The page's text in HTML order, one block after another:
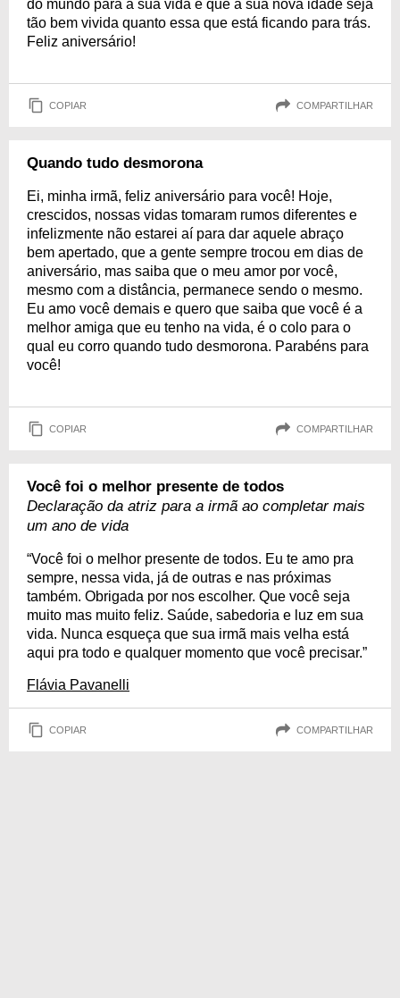
do mundo para a sua vida e que a sua nova idade seja
tão bem vivida quanto essa que está ficando para trás.
Feliz aniversário!
COPIAR COMPARTILHAR
Quando tudo desmorona
Ei, minha irmã, feliz aniversário para você! Hoje,
crescidos, nossas vidas tomaram rumos diferentes e
infelizmente não estarei aí para dar aquele abraço
bem apertado, que a gente sempre trocou em dias de
aniversário, mas saiba que o meu amor por você,
mesmo com a distância, permanece sendo o mesmo.
Eu amo você demais e quero que saiba que você é a
melhor amiga que eu tenho na vida, é o colo para o
qual eu corro quando tudo desmorona. Parabéns para
você!
COPIAR COMPARTILHAR
Você foi o melhor presente de todos
Declaração da atriz para a irmã ao completar mais
um ano de vida
“Você foi o melhor presente de todos. Eu te amo pra
sempre, nessa vida, já de outras e nas próximas
também. Obrigada por nos escolher. Que você seja
muito mas muito feliz. Saúde, sabedoria e luz em sua
vida. Nunca esqueça que sua irmã mais velha está
aqui pra todo e qualquer momento que você precisar.”
Flávia Pavanelli
COPIAR COMPARTILHAR